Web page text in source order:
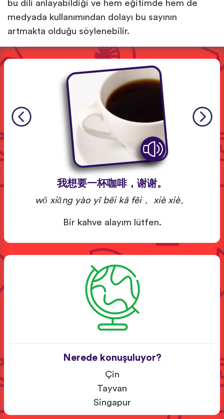
bu dili anlayabildiği ve hem eğitimde hem de
medyada kullanımından dolayı bu sayının
artmakta olduğu söylenebilir.
我想要一杯咖啡，谢谢。
wǒ xiǎng yào yī bēi kā fēi， xiè xiè。
Bir kahve alayım lütfen.
Nerede konuşuluyor?
Çin
Tayvan
Singapur